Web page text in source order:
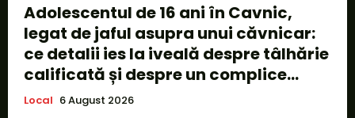
Adolescentul de 16 ani în Cavnic,
legat de jaful asupra unui căvnicar:
ce detalii ies la iveală despre tâlhărie
calificată și despre un complice...
Local 6 August 2026